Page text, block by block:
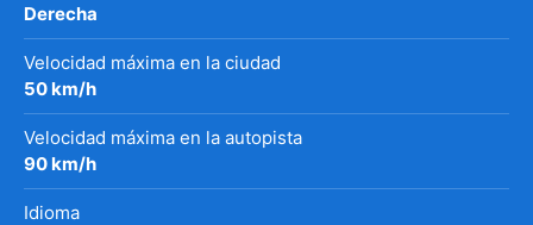
Derecha
Velocidad máxima en la ciudad
50 km/h
Velocidad máxima en la autopista
90 km/h
Idioma